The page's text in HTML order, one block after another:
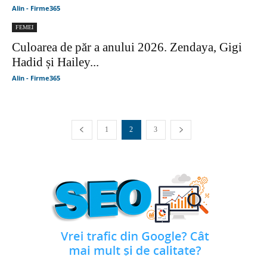
Alin - Firme365
FEMEI
Culoarea de păr a anului 2026. Zendaya, Gigi
Hadid și Hailey...
Alin - Firme365
1 2 3